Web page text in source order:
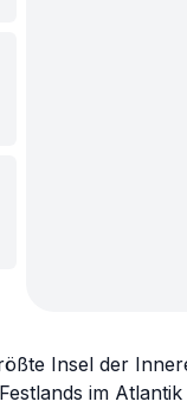
Insel der
im